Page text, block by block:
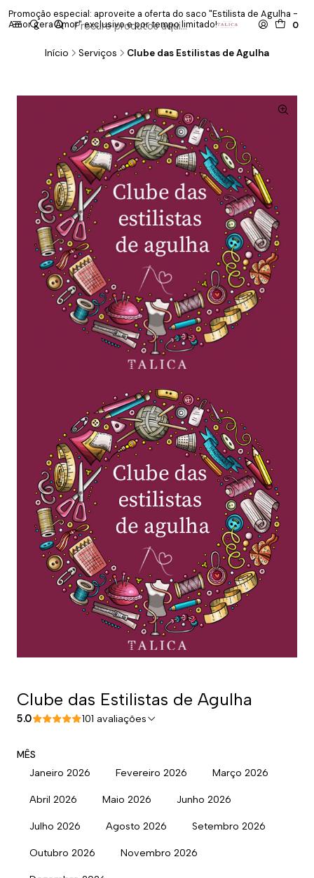
0
Promoção especial: aproveite a oferta do saco "Estilista de Agulha -
Amor gera Amor" exclusivo e por tempo limitado!
Início Serviços Clube das Estilistas de Agulha
Clube das Estilistas de Agulha
5.0 101 avaliações
MÊS
Janeiro 2026 Fevereiro 2026 Março 2026
Abril 2026 Maio 2026 Junho 2026
Julho 2026 Agosto 2026 Setembro 2026
Outubro 2026 Novembro 2026